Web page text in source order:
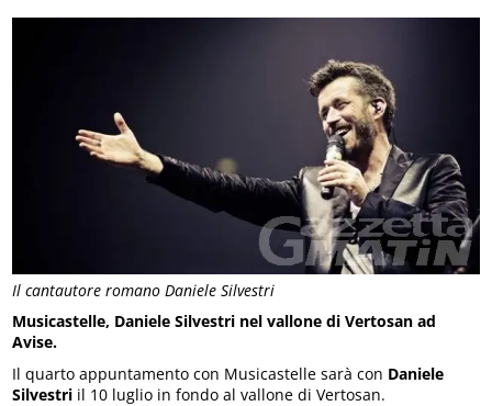
Il cantautore romano Daniele Silvestri
Musicastelle, Daniele Silvestri nel vallone di Vertosan ad
Avise.
Il quarto appuntamento con Musicastelle sarà con Daniele
Silvestri il 10 luglio in fondo al vallone di Vertosan.